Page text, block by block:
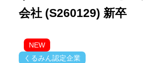
会社 (S260129) 新卒
NEW
くるみん認定企業